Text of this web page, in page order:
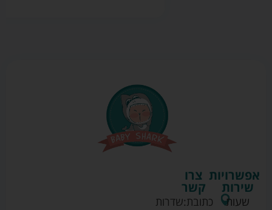
צרו
קשר
כתובת:שדרות
אפשרויות
שירות
שעות